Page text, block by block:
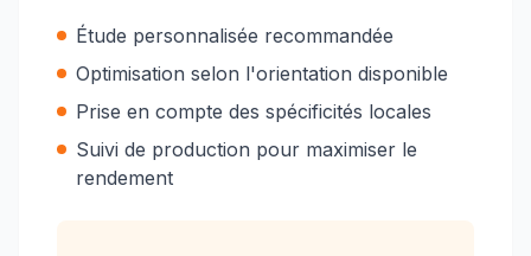
Étude personnalisée recommandée
Optimisation selon l'orientation disponible
Prise en compte des spécificités locales
Suivi de production pour maximiser le
rendement